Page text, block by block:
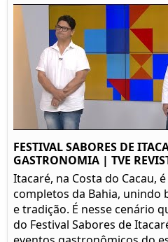
FESTIVAL SABORES DE
GASTRONOMIA | TVE
Itacaré, na Costa do Cacau,
completos da Bahia, unindo
e tradição. É nesse cenário
do Festival Sabores de